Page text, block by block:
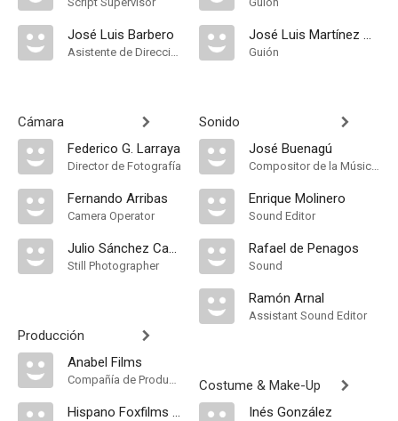
José Luis Barbero
Asistente de Dirección
Cámara
Federico G. Larraya
Director de Fotografía
Fernando Arribas
Camera Operator
Julio Sánchez Caballero
Still Photographer
Producción
Anabel Films
Compañía de Produccion
Hispano Foxfilms S.A.E
José Luis Martínez Mollá
Guión
Sonido
José Buenagú
Compositor de la Música Original, Música
Enrique Molinero
Sound Editor
Rafael de Penagos
Sound
Ramón Arnal
Assistant Sound Editor
Costume & Make-Up
Inés González